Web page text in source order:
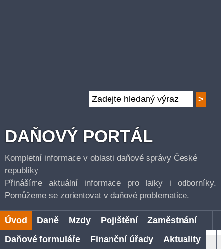
DAŇOVÝ PORTÁL
Kompletní informace v oblasti daňové správy České
republiky
Přinášíme aktuální informace pro laiky i odborníky.
Pomůžeme se zorientovat v daňové problematice.
Úvod Daně Mzdy Pojištění
Zaměstnání
Daňové formuláře
Finanční úřady Aktuality